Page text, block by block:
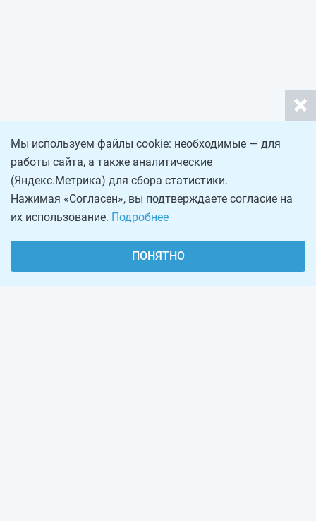
Мы используем файлы cookie: необходимые — для
работы сайта, а также аналитические
(Яндекс.Метрика) для сбора статистики.
Нажимая «Согласен», вы подтверждаете согласие на
их использование. Подробнее
ПОНЯТНО